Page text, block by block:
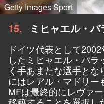
Getty Images Sport
15 ミヒャエル・バ
ドイツ代表として
したミヒャエル・バ
く手あまたな選手と
にはレアル・マドリー
MFは最終的にレヴァ